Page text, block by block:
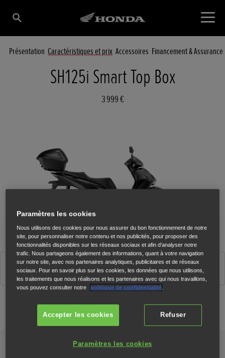
Présentation Caractéristiques et prix Accessoires Financement & Assurance
SH125i Smart Top Box
3 999 €
Noir (NH-A84)
Configurateur
Paramètres les cookies
Nous utilisons des cookies pour nous assurer du bon fonctionnement de notre
site, pour personnaliser notre contenu et nos publicités, pour proposer des
fonctionnalités disponibles sur les réseaux sociaux et afin d’analyser notre
trafic. Nous partageons également des informations, quant à votre navigation
sur notre site, avec nos partenaires analytiques, publicitaires et de réseaux
sociaux. Pour en savoir plus sur les cookies, les données que nous utilisons,
les traitements que nous réalisons et les partenaires avec qui nous travaillons,
vous pouvez consulter notre
politique de confidentialité
Refuser
Accepter les cookies
Paramètres les cookies